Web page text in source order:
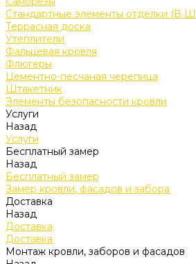
Стандартные элементы отделки (В
Террасная доска
Утеплители
Фальцевая кровля
Флюгеры
Цементно-песчаная черепица
Штакетник
Элементы безопасности кровли
Услуги
Назад
Услуги
Бесплатный замер
Назад
Бесплатный замер
Замер кровли, фасадов и забора
Доставка
Назад
Доставка
Доставка
Монтаж кровли, заборов и фасадов